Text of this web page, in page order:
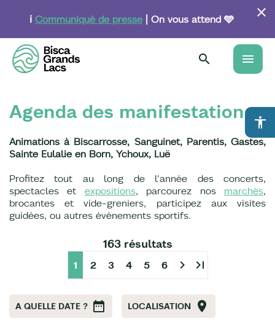
principal
ℹ️ Communiqué de presse| On vous attend 🩵
menu
accessibility
Agenda des manifestations
Animations à Biscarrosse, Sanguinet, Parentis, Gastes,
Sainte Eulalie en Born, Ychoux, Luë
Profitez tout au long de l'année des concerts,
spectacles et expositions, parcourez nos marchés,
brocantes et vide-greniers, participez aux visites
guidées, ou autres événements sportifs.
163 résultats
1 2 3 4 5 6 chevron_right last_page
A QUELLE DATE ? LOCALISATION